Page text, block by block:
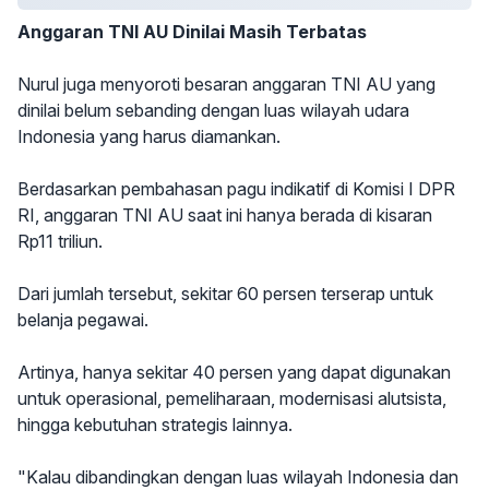
Anggaran TNI AU Dinilai Masih Terbatas
Nurul juga menyoroti besaran anggaran TNI AU yang
dinilai belum sebanding dengan luas wilayah udara
Indonesia yang harus diamankan.
Berdasarkan pembahasan pagu indikatif di Komisi I DPR
RI, anggaran TNI AU saat ini hanya berada di kisaran
Rp11 triliun.
Dari jumlah tersebut, sekitar 60 persen terserap untuk
belanja pegawai.
Artinya, hanya sekitar 40 persen yang dapat digunakan
untuk operasional, pemeliharaan, modernisasi alutsista,
hingga kebutuhan strategis lainnya.
"Kalau dibandingkan dengan luas wilayah Indonesia dan